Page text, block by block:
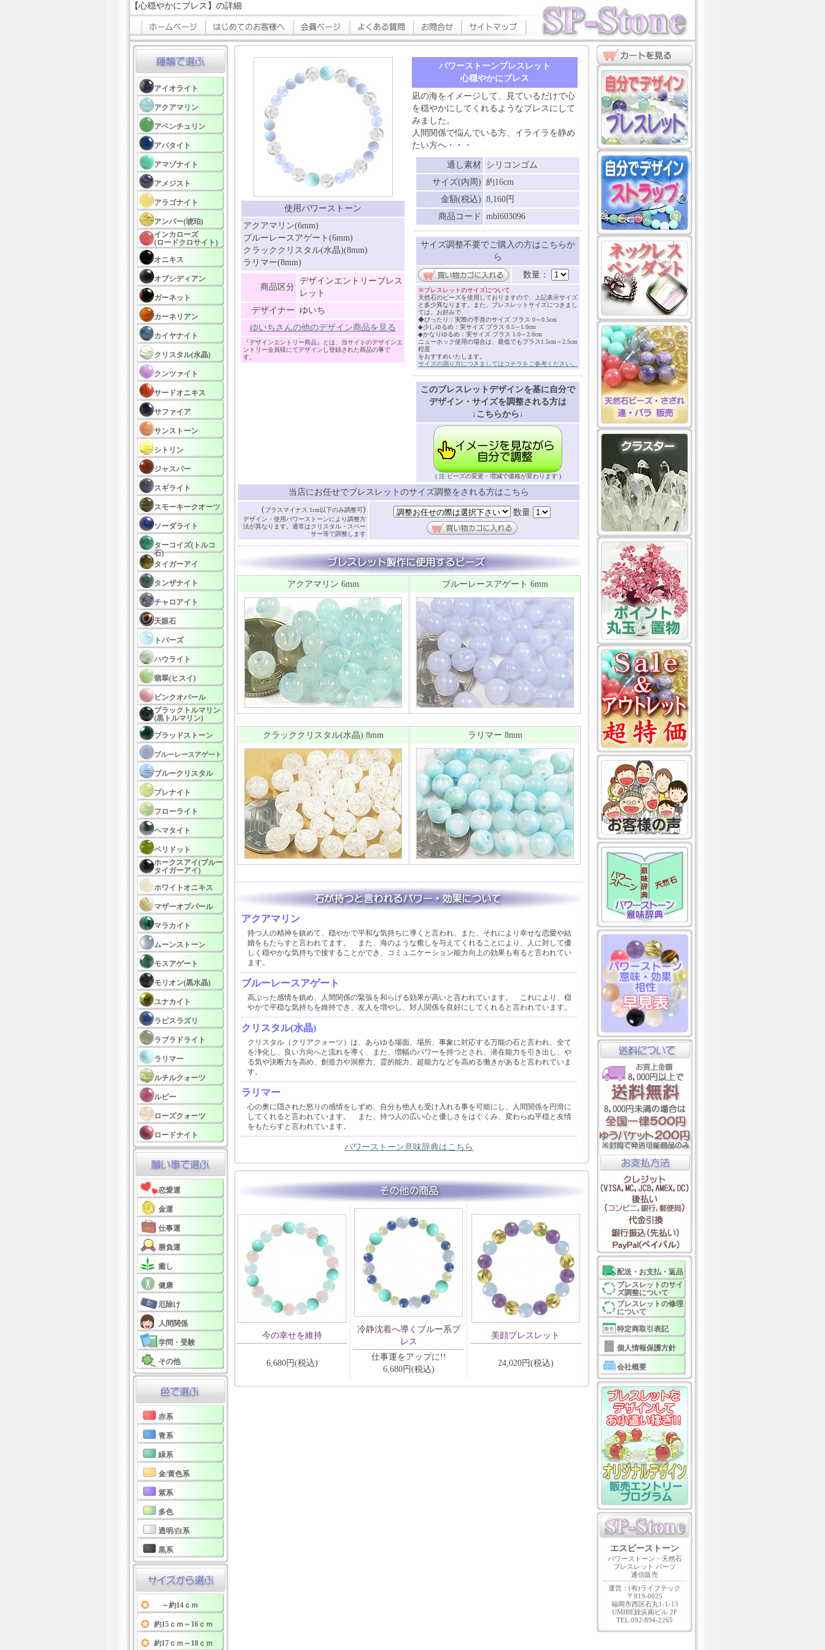
【心穏やかにブレス】の詳細
アイオライト
アクアマリン
アベンチュリン
アパタイト
アマゾナイト
アメジスト
アラゴナイト
アンバー(琥珀)
インカローズ
(ロードクロサイト)
オニキス
オブシディアン
ガーネット
カーネリアン
カイヤナイト
クリスタル(水晶)
クンツァイト
サードオニキス
サファイア
サンストーン
シトリン
ジャスパー
スギライト
スモーキークオーツ
ソーダライト
ターコイズ(トルコ
石)
タイガーアイ
タンザナイト
チャロアイト
天眼石
トパーズ
ハウライト
翡翠(ヒスイ)
ピンクオパール
ブラックトルマリン
(黒トルマリン)
ブラッドストーン
ブルーレースアゲート
ブルークリスタル
プレナイト
フローライト
ヘマタイト
ペリドット
ホークスアイ(ブルー
タイガーアイ)
ホワイトオニキス
マザーオブパール
マラカイト
ムーンストーン
モスアゲート
モリオン(黒水晶)
ユナカイト
ラピスラズリ
ラブラドライト
ラリマー
ルチルクォーツ
ルビー
ローズクォーツ
ロードナイト
恋愛運
金運
仕事運
勝負運
癒し
健康
厄除け
人間関係
学問・受験
その他
赤系
青系
緑系
金/黄色系
紫系
多色
透明/白系
黒系
～約14ｃｍ
約15ｃｍ～16ｃｍ
約17ｃｍ～18ｃｍ
使用パワーストーン
アクアマリン(6mm)
ブルーレースアゲート(6mm)
クラッククリスタル(水晶)(8mm)
ラリマー(8mm)
商品区分
デザインエントリーブレス
レット
デザイナー
ゆいち
ゆいちさんの他のデザイン商品を見る
『デザインエントリー商品』とは、当サイトのデザインエ
ントリー会員様にてデザインし登録された商品の事で
す。
パワーストーンブレスレット
心穏やかにブレス
凪の海をイメージして、見ているだけで心
を穏やかにしてくれるようなブレスにして
みました。
人間関係で悩んでいる方、イライラを静め
たい方へ・・・
通し素材 シリコンゴム
サイズ(内周) 約16cm
金額(税込) 8,160円
商品コード
mbl603096
サイズ調整不要でご購入の方はこちらか
ら
数量：
※ブレスレットのサイズについて
天然石のビーズを使用しておりますので、上記表示サイズ
と多少異なります。また、ブレスレットサイズにつきまし
ては、お好みで、
◆ぴったり：実際の手首のサイズ プラス 0～0.5cm
◆少しゆるめ：実サイズ プラス 0.5～1.0cm
◆かなりゆるめ：実サイズ プラス 1.0～2.0cm
ニューホック使用の場合は、最低でもプラス1.5cm～2.5cm
程度
をおすすめいたします。
サイズの測り方につきましてはコチラをご参考ください。
このブレスレットデザインを基に自分で
デザイン・サイズを調整される方は
↓こちらから↓
( 注 ビーズの変更・増減で価格が変わります )
当店にお任せでブレスレットのサイズ調整をされる方はこちら
(プラスマイナス 1cm以下のみ調整可)
デザイン・使用パワーストーンにより調整方
法が異なります。通常はクリスタル・スペー
サー等で調整します
数量
アクアマリン 6mm ブルーレースアゲート 6mm
クラッククリスタル(水晶) 8mm ラリマー 8mm
アクアマリン
持つ人の精神を鎮めて、穏やかで平和な気持ちに導くと言われ、また、それにより幸せな恋愛や結
婚をもたらすと言われてます。 また、海のような癒しを与えてくれることにより、人に対して優
しく穏やかな気持ちで接することができ、コミュニケーション能力向上の効果も有ると言われてい
ます。
ブルーレースアゲート
高ぶった感情を鎮め、人間関係の緊張を和らげる効果が高いと言われています。 これにより、穏
やかで平穏な気持ちを維持でき、友人を増やし、対人関係を良好にしてくれると言われています。
クリスタル(水晶)
クリスタル（クリアクォーツ）は、あらゆる場面、場所、事象に対応する万能の石と言われ、全て
を浄化し、良い方向へと流れを導く、また、増幅のパワーを持つとされ、潜在能力を引き出し、や
る気や決断力を高め、創造力や洞察力、霊的能力、超能力などを高める働きがあると言われていま
す。
ラリマー
心の奥に隠された怒りの感情をしずめ、自分も他人も受け入れる事を可能にし、人間関係を円滑に
してくれると言われています。 また、持つ人の広い心と優しさをはぐくみ、変わらぬ平穏と友情
をもたらすと言われています。
パワーストーン意味辞典はこちら
今の幸せを維持
6,680円(税込)
冷静沈着へ導くブルー系ブ
レス
仕事運をアップに!!
6,680円(税込)
美顔ブレスレット
24,020円(税込)
配送・お支払・返品
ブレスレットのサイ
ズ調整について
ブレスレットの修理
について
特定商取引表記
個人情報保護方針
会社概要
エスピーストーン
パワーストーン・天然石
ブレスレット パーツ
通信販売
運営：(有)ライフテック
〒819-0025
福岡市西区石丸1-1-13
UMIBE姪浜南ビル 2F
TEL:092-894-2265